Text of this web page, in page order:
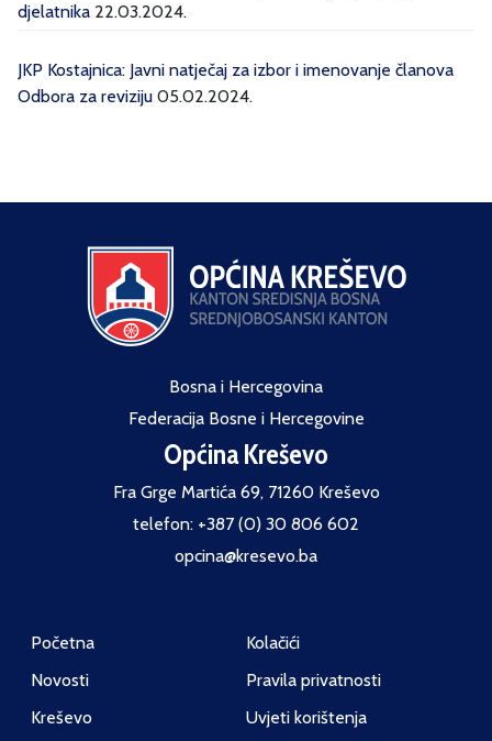
djelatnika 22.03.2024.
JKP Kostajnica: Javni natječaj za izbor i imenovanje članova
Odbora za reviziju 05.02.2024.
Bosna i Hercegovina
Federacija Bosne i Hercegovine
Općina Kreševo
Fra Grge Martića 69, 71260 Kreševo
telefon: +387 (0) 30 806 602
opcina@kresevo.ba
Početna
Novosti
Kreševo
Kolačići
Pravila privatnosti
Uvjeti korištenja